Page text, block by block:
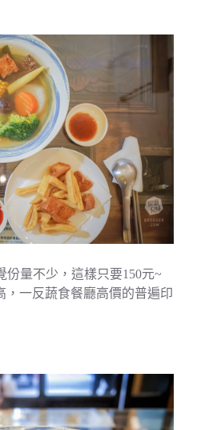
份量不少，這樣只要150元~
，一反蔬食餐廳高價的普遍印